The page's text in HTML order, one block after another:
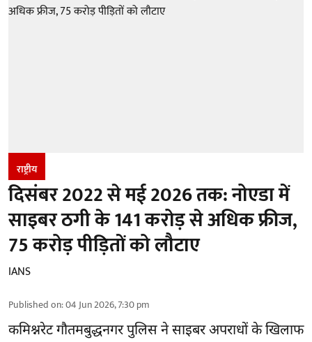
राष्ट्रीय
दिसंबर 2022 से मई 2026 तक: नोएडा में
साइबर ठगी के 141 करोड़ से अधिक फ्रीज,
75 करोड़ पीड़ितों को लौटाए
IANS
Published on:04 Jun 2026, 7:30 pm
कमिश्नरेट गौतमबुद्धनगर पुलिस ने साइबर अपराधों के खिलाफ